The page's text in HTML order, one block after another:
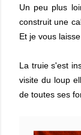
Un peu plus
construit une
Et je vous
La truie s'est
visite du loup
de toutes ses